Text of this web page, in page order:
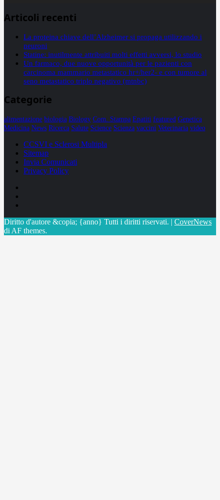
Articoli recenti
La proteina chiave dell’Alzheimer si propaga utilizzando i
neuroni
Statine: inutilmente attribuiti molti effetti avversi, lo studio
Un farmaco, due nuove opportunità per le pazienti con
carcinoma mammario metastatico hr+/her2- e con tumore al
seno metastatico triplo negativo (mtnbc)
Categorie
alimentazione biologia Biology Com. Stampa Epatiti featured Genetica
Medicina News Ricerca Salute Science Scienza vaccini Veterinaria video
CCSVI e Sclerosi Multipla
Sitemap
Invia Comunicati
Privacy Policy
Diritto d'autore &copia; {anno} Tutti i diritti riservati. | CoverNews
di AF themes.